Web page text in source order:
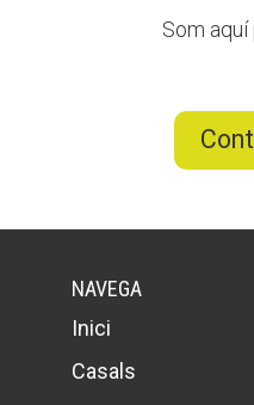
Som aquí
NAVEGA
Inici
Casals
Memòria d'activitats
Diari de la Fundació
Fundesplai als mitjans
Xarxes socials